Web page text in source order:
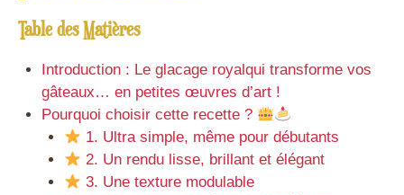
Table des Matières
Introduction : Le glacage royalqui transforme vos
gâteaux… en petites œuvres d’art !
Pourquoi choisir cette recette ?
1. Ultra simple, même pour débutants
2. Un rendu lisse, brillant et élégant
3. Une texture modulable